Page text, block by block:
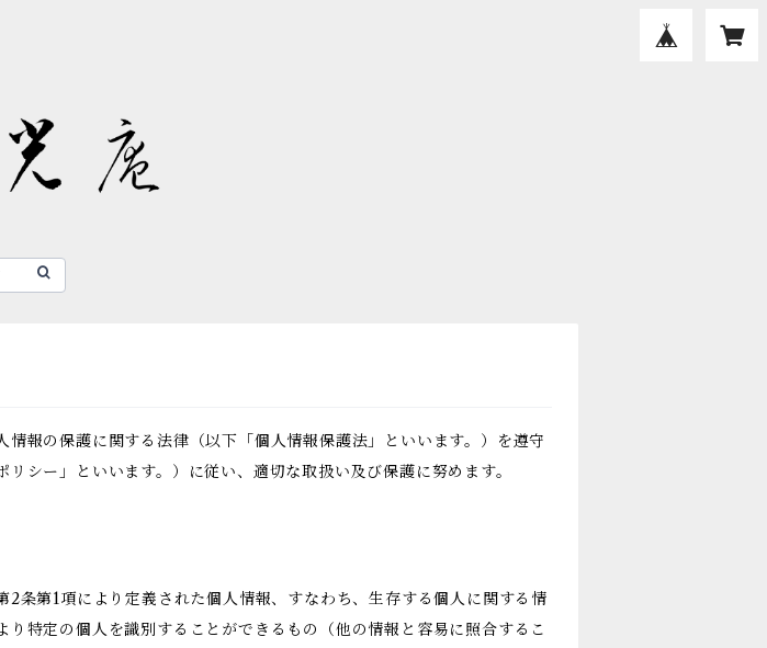
報の保護に関する法律（以下「個人情報保護法」といいます。）を遵守
シー」といいます。）に従い、適切な取扱い及び保護に努めます。
条第1項により定義された個人情報、すなわち、生存する個人に関する情
特定の個人を識別することができるもの（他の情報と容易に照合するこ